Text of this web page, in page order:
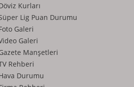
Kurları
Lig Puan Durumu
Galeri
Galeri
Manşetleri
Rehberi
Durumu